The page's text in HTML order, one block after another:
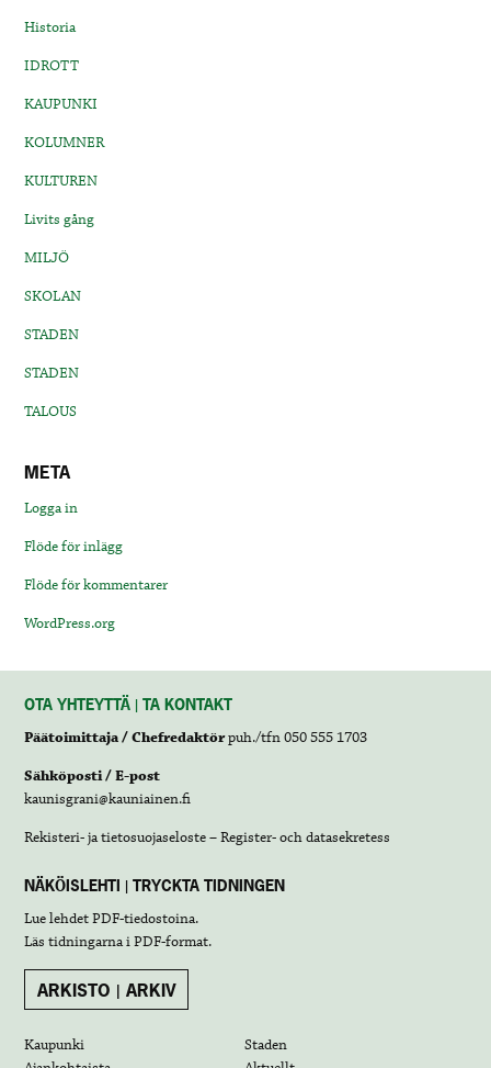
Historia
IDROTT
KAUPUNKI
KOLUMNER
KULTUREN
Livits gång
MILJÖ
SKOLAN
STADEN
STADEN
TALOUS
META
Logga in
Flöde för inlägg
Flöde för kommentarer
WordPress.org
OTA YHTEYTTÄ | TA KONTAKT
Päätoimittaja / Chefredaktörpuh./tfn 050 555 1703
Sähköposti / E-post
kaunisgrani@kauniainen.fi
Rekisteri- ja tietosuojaseloste – Register- och datasekretess
NÄKÖISLEHTI | TRYCKTA TIDNINGEN
Lue lehdetPDF-tiedostoina.
Läs tidningarna iPDF-format.
ARKISTO | ARKIV
Kaupunki
Staden